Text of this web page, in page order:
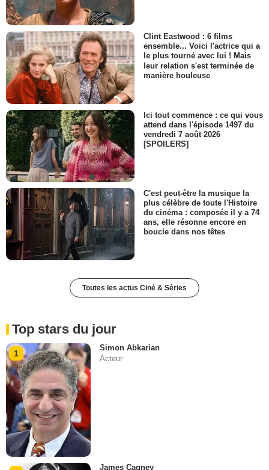
Clint Eastwood : 6 films
ensemble... Voici l'actrice qui a
le plus tourné avec lui ! Mais
leur relation s'est terminée de
manière houleuse
Ici tout commence : ce qui vous
attend dans l'épisode 1497 du
vendredi 7 août 2026
[SPOILERS]
C'est peut-être la musique la
plus célèbre de toute l'Histoire
du cinéma : composée il y a 74
ans, elle résonne encore en
boucle dans nos têtes
Toutes les actus Ciné & Séries
Top stars du jour
1
Simon Abkarian
Acteur
James Cagney